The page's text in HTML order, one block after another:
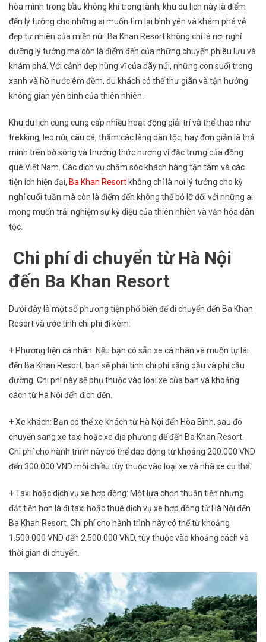
Lịch
Ba
Khan
–
hòa mình trong bầu không khí trong lành, khu du lịch này là điểm
đến lý tưởng cho những ai muốn tìm lại bình yên và khám phá vẻ
đẹp tự nhiên của miền núi. Ba Khan Resort không chỉ là nơi nghỉ
dưỡng lý tưởng mà còn là điểm đến của những chuyến phiêu lưu và
khám phá. Với cảnh đẹp hùng vĩ của dãy núi, những con suối trong
xanh và hồ nước êm đềm, du khách có thể thư giãn và tận hưởng
không gian yên bình của thiên nhiên.
Khu du lịch cũng cung cấp nhiều hoạt động giải trí và thể thao như
trekking, leo núi, câu cá, thăm các làng dân tộc, hay đơn giản là thả
mình trên bờ sông và thưởng thức hương vị đặc trưng của đồng
quê Việt Nam. Các dịch vụ chăm sóc khách hàng tận tâm và các
tiện ích hiện đại, Ba Khan Resort không chỉ là nơi lý tưởng cho kỳ
nghỉ cuối tuần mà còn là điểm đến không thể bỏ lỡ đối với những ai
mong muốn trải nghiệm sự kỳ diệu của thiên nhiên và văn hóa dân
tộc.
Chi phí di chuyển từ Hà Nội
đến Ba Khan Resort
Dưới đây là một số phương tiện phổ biến để di chuyển đến Ba Khan
Resort và ước tính chi phí đi kèm:
+ Phương tiện cá nhân: Nếu bạn có sẵn xe cá nhân và muốn tự lái
đến Ba Khan Resort, bạn sẽ phải tính chi phí xăng dầu và phí cầu
đường. Chi phí này sẽ phụ thuộc vào loại xe của bạn và khoảng
cách từ Hà Nội đến đích đến.
+ Xe khách: Bạn có thể xe khách từ Hà Nội đến Hòa Bình, sau đó
chuyển sang xe taxi hoặc xe địa phương để đến Ba Khan Resort.
Chi phí cho hành trình này có thể dao động từ khoảng 200.000 VND
đến 300.000 VND mỗi chiều tùy thuộc vào loại xe và nhà xe cụ thể.
+ Taxi hoặc dịch vụ xe hợp đồng: Một lựa chọn thuận tiện nhưng
đắt tiền hơn là đi taxi hoặc thuê dịch vụ xe hợp đồng từ Hà Nội đến
Ba Khan Resort. Chi phí cho hành trình này có thể từ khoảng
1.500.000 VND đến 2.500.000 VND, tùy thuộc vào khoảng cách và
thời gian di chuyển.